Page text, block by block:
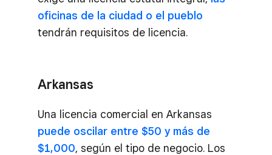
oficinas de la ciudad o el pueblo
tendrán requisitos de licencia.
Arkansas
Una licencia comercial en Arkansas
puede oscilar entre $50 y más de
$1,000, según el tipo de negocio. Los